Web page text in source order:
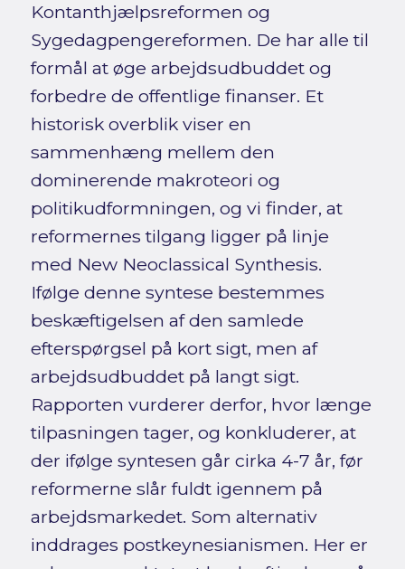
Kontanthjælpsreformen og
Sygedagpengereformen. De har alle til
formål at øge arbejdsudbuddet og
forbedre de offentlige finanser. Et
historisk overblik viser en
sammenhæng mellem den
dominerende makroteori og
politikudformningen, og vi finder, at
reformernes tilgang ligger på linje
med New Neoclassical Synthesis.
Ifølge denne syntese bestemmes
beskæftigelsen af den samlede
efterspørgsel på kort sigt, men af
arbejdsudbuddet på langt sigt.
Rapporten vurderer derfor, hvor længe
tilpasningen tager, og konkluderer, at
der ifølge syntesen går cirka 4-7 år, før
reformerne slår fuldt igennem på
arbejdsmarkedet. Som alternativ
inddrages postkeynesianismen. Her er